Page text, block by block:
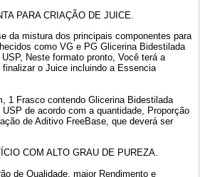
PARA CRIAÇÃO DE JUICE.
da mistura dos principais componentes para
como VG e PG Glicerina Bidestilada
Neste formato pronto, Você terá a
finalizar o Juice incluindo a Essencia
1 Frasco contendo Glicerina Bidestilada
de acordo com a quantidade, Proporção
de Aditivo FreeBase, que deverá ser
COM ALTO GRAU DE PUREZA.
de Qualidade, maior Rendimento e